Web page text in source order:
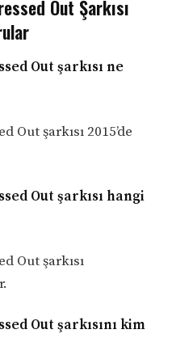
Out Şarkısı
Out şarkısı ne
Out şarkısı 2015’de
Out şarkısı hangi
Out şarkısı
Out şarkısını kim